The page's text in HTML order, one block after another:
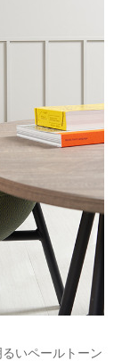
いペールトーン